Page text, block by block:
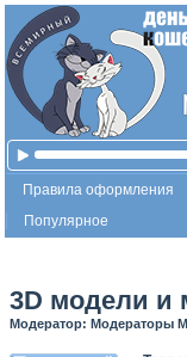
Правила оформления
Популярное
3D модели и
Модератор: Модераторы